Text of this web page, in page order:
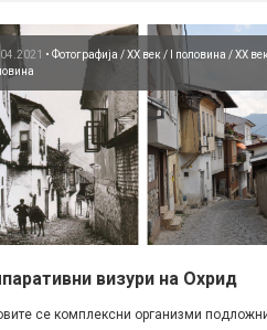
• Фотографија ХХ век / I половина
ХХ век
визури на Охрид
се комплексни организми